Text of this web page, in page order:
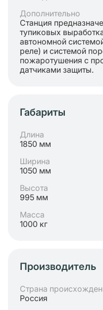
Дополнительно
Станция
тупиковых
автономной
реле) и системой
пожаротушения с
датчиками защиты.
Габариты
Длина
1850 мм
Ширина
1050 мм
Высота
995 мм
Масса
1000 кг
Производитель
Страна
Россия